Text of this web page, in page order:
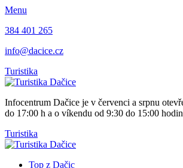
Menu
384 401 265
info@dacice.cz
Turistika
Infocentrum Dačice je v červenci a srpnu
do 17:00 h a o víkendu od 9:30 do 15:00
Turistika
Top z Dačic